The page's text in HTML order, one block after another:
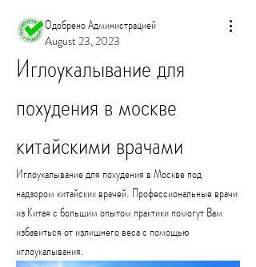
Одобрено Администрацией
August 23, 2023
Иглоукалывание для
похудения в москве
китайскими врачами
Иглоукалывание для похудения в Москве под
надзором китайских врачей. Профессиональные врачи
из Китая с большим опытом практики помогут Вам
избавиться от излишнего веса с помощью
иглоукалывания.